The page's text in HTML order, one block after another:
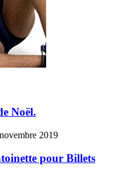
Noël.
2019
pour Billets